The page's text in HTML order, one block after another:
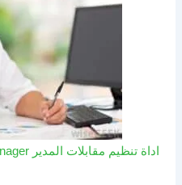
اداة تنظيم مقابلات المدير Interview Manager